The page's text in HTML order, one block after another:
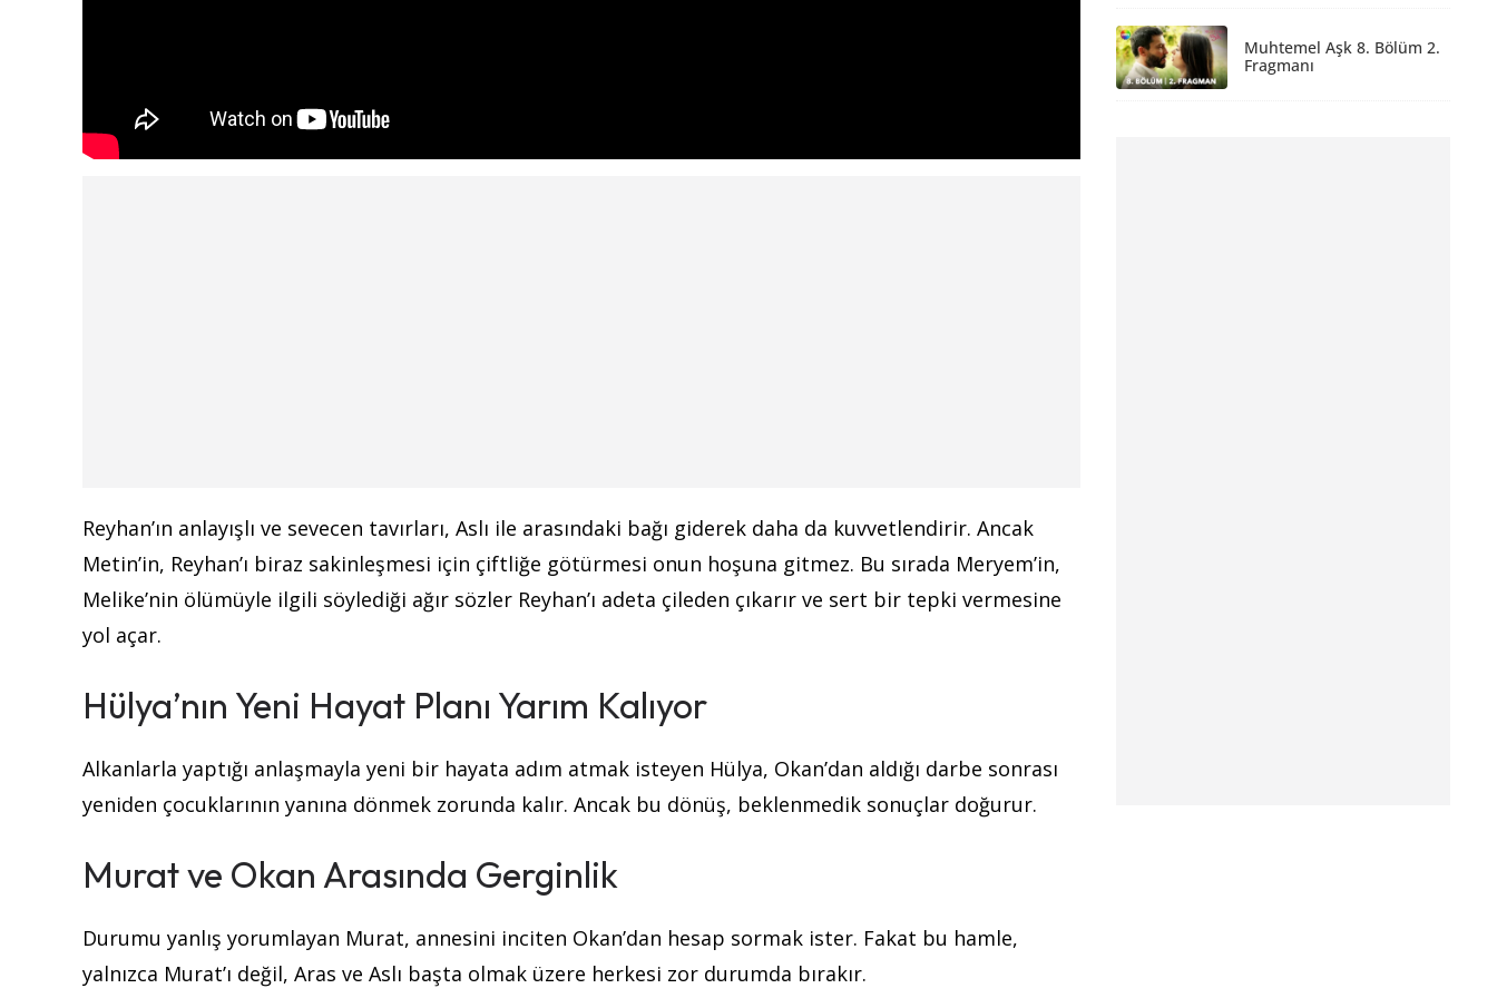
Reyhan’ın anlayışlı ve sevecen tavırları, Aslı ile arasındaki bağı giderek daha da kuvvetlendirir. Ancak
Metin’in, Reyhan’ı biraz sakinleşmesi için çiftliğe götürmesi onun hoşuna gitmez. Bu sırada Meryem’in,
Melike’nin ölümüyle ilgili söylediği ağır sözler Reyhan’ı adeta çileden çıkarır ve sert bir tepki vermesine
yol açar.
Hülya’nın Yeni Hayat Planı Yarım Kalıyor
Alkanlarla yaptığı anlaşmayla yeni bir hayata adım atmak isteyen Hülya, Okan’dan aldığı darbe sonrası
yeniden çocuklarının yanına dönmek zorunda kalır. Ancak bu dönüş, beklenmedik sonuçlar doğurur.
Murat ve Okan Arasında Gerginlik
Durumu yanlış yorumlayan Murat, annesini inciten Okan’dan hesap sormak ister. Fakat bu hamle,
yalnızca Murat’ı değil, Aras ve Aslı başta olmak üzere herkesi zor durumda bırakır.
Muhtemel Aşk 8. Bölüm 2.
Fragmanı